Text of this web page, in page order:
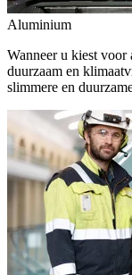
Aluminium
Wanneer u kiest
duurzaam en
slimmere en